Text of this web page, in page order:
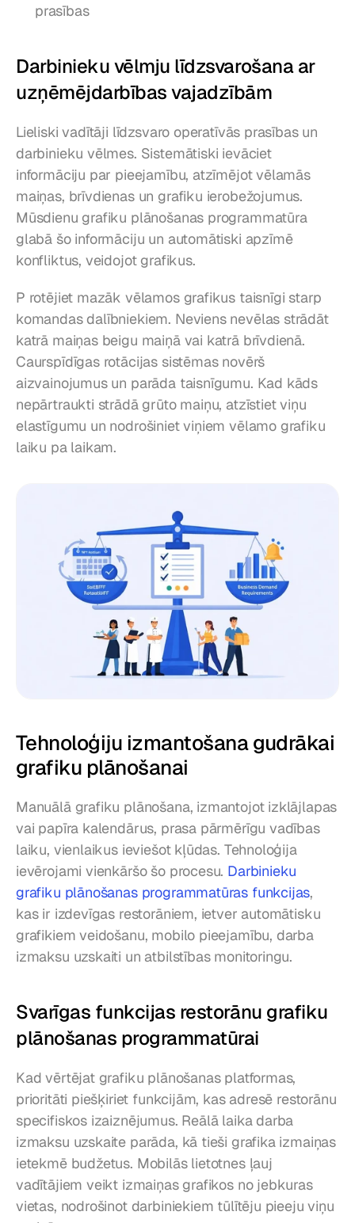
prasības
Darbinieku vēlmju līdzsvarošana ar
uzņēmējdarbības vajadzībām
Lieliski vadītāji līdzsvaro operatīvās prasības un
darbinieku vēlmes. Sistemātiski ievāciet
informāciju par pieejamību, atzīmējot vēlamās
maiņas, brīvdienas un grafiku ierobežojumus.
Mūsdienu grafiku plānošanas programmatūra
glabā šo informāciju un automātiski apzīmē
konfliktus, veidojot grafikus.
P rotējiet mazāk vēlamos grafikus taisnīgi starp
komandas dalībniekiem. Neviens nevēlas strādāt
katrā maiņas beigu maiņā vai katrā brīvdienā.
Caurspīdīgas rotācijas sistēmas novērš
aizvainojumus un parāda taisnīgumu. Kad kāds
nepārtraukti strādā grūto maiņu, atzīstiet viņu
elastīgumu un nodrošiniet viņiem vēlamo grafiku
laiku pa laikam.
Tehnoloģiju izmantošana gudrākai
grafiku plānošanai
Manuālā grafiku plānošana, izmantojot izklājlapas
vai papīra kalendārus, prasa pārmērīgu vadības
laiku, vienlaikus ieviešot kļūdas. Tehnoloģija
ievērojami vienkāršo šo procesu. Darbinieku
grafiku plānošanas programmatūras funkcijas,
kas ir izdevīgas restorāniem, ietver automātisku
grafikiem veidošanu, mobilo pieejamību, darba
izmaksu uzskaiti un atbilstības monitoringu.
Svarīgas funkcijas restorānu grafiku
plānošanas programmatūrai
Kad vērtējat grafiku plānošanas platformas,
prioritāti piešķiriet funkcijām, kas adresē restorānu
specifiskos izaiznējumus. Reālā laika darba
izmaksu uzskaite parāda, kā tieši grafika izmaiņas
ietekmē budžetus. Mobilās lietotnes ļauj
vadītājiem veikt izmaiņas grafikos no jebkuras
vietas, nodrošinot darbiniekiem tūlītēju pieeju viņu